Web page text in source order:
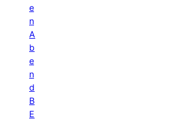
e
n
A
b
e
n
d
B
E